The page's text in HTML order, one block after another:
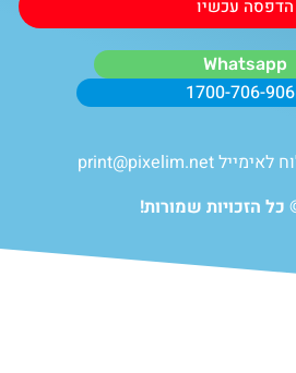
הדפסה עכשיו
Whatsapp
1700-706-906
לאימיילprint@pixelim.net
הזכויות שמורות!